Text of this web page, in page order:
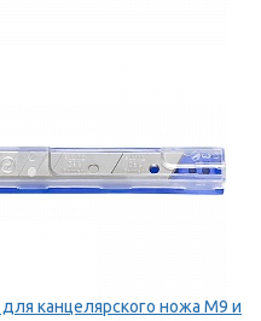
канцелярского ножа M9 и